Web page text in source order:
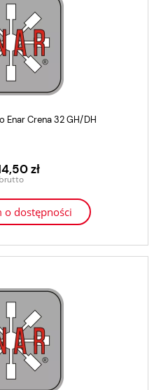
Enar Crena 32 GH/DH
zł
o dostępności